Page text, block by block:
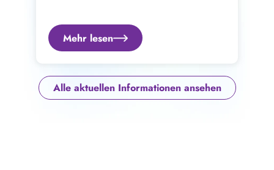
Mehr lesen
Alle aktuellen Informationen ansehen